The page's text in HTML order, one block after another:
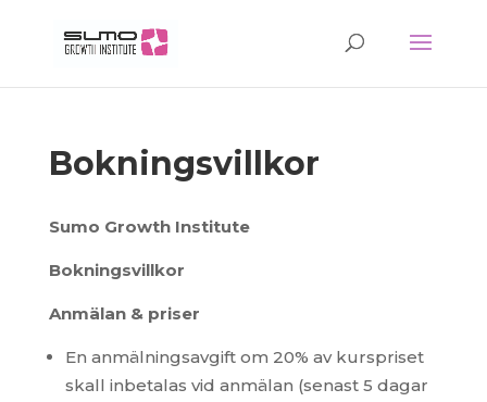
Bokningsvillkor
Sumo Growth Institute
Bokningsvillkor
Anmälan & priser
En anmälningsavgift om 20% av kurspriset
skall inbetalas vid anmälan (senast 5 dagar